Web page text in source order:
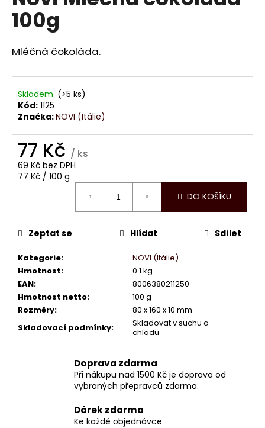
0,0
hvězdiček.
100g
Mléčná čokoláda.
Skladem (>5 ks)
Kód: 1125
Značka:NOVI (Itálie)
77 Kč / ks
69 Kč bez DPH
Měrná
77 Kč / 100 g
DO KOŠÍKU
Kategorie:
NOVI (Itálie)
Hmotnost:
0.1 kg
EAN:
8006380211250
Hmotnost netto:
100 g
Rozměry:
80 x 160 x 10 mm
Skladovací podmínky:
Skladovat v suchu a
chladu
Zeptat se Hlídat Sdílet
Doprava zdarma
Při nákupu nad 1500 Kč je doprava od
vybraných přepravců zdarma.
Dárek zdarma
Ke každé objednávce
a
j
í
t
?
HLEDAT
p
o
u
č
u
e
e